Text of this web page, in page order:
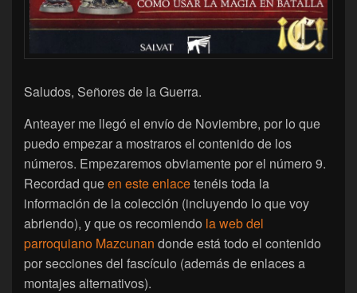
Saludos, Señores de la Guerra.
Anteayer me llegó el envío de Noviembre, por lo que
puedo empezar a mostraros el contenido de los
números. Empezaremos obviamente por el número 9.
Recordad queen este enlacetenéis toda la
información de la colección (incluyendo lo que voy
abriendo), y que os recomiendo la web del
parroquiano Mazcunan donde está todo el contenido
por secciones del fascículo (además de enlaces a
montajes alternativos).